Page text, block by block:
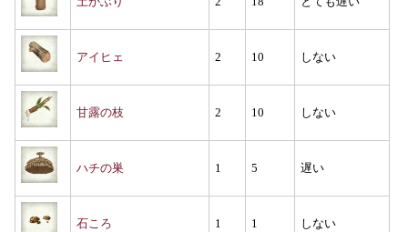
アイヒェ 2 10 しない
甘露の枝 2 10 しない
ハチの巣 1 5 遅い
石ころ 1 1 しない